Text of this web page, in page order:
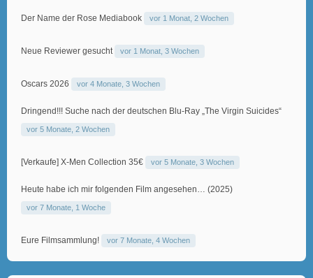
Der Name der Rose Mediabook vor 1 Monat, 2 Wochen
Neue Reviewer gesucht vor 1 Monat, 3 Wochen
Oscars 2026 vor 4 Monate, 3 Wochen
Dringend!!! Suche nach der deutschen Blu-Ray „The Virgin Suicides“
vor 5 Monate, 2 Wochen
[Verkaufe] X-Men Collection 35€ vor 5 Monate, 3 Wochen
Heute habe ich mir folgenden Film angesehen… (2025)
vor 7 Monate, 1 Woche
Eure Filmsammlung! vor 7 Monate, 4 Wochen